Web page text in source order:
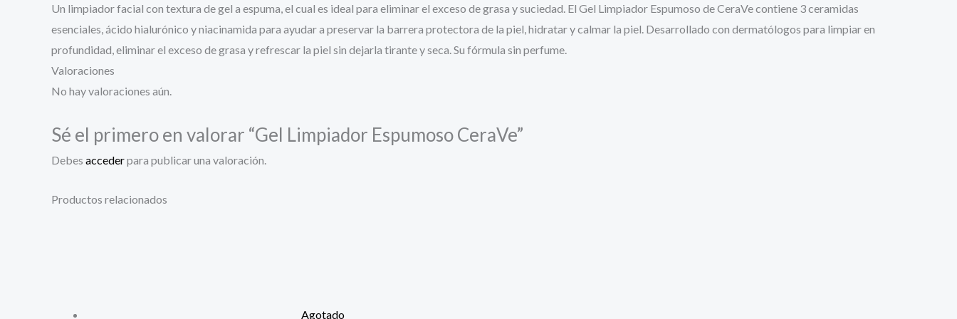
Un limpiador facial con textura de gel a espuma, el cual es ideal para eliminar el exceso de grasa y suciedad. El Gel Limpiador Espumoso de CeraVe contiene 3 ceramidas
esenciales, ácido hialurónico y niacinamida para ayudar a preservar la barrera protectora de la piel, hidratar y calmar la piel. Desarrollado con dermatólogos para limpiar en
profundidad, eliminar el exceso de grasa y refrescar la piel sin dejarla tirante y seca. Su fórmula sin perfume.
Valoraciones
No hay valoraciones aún.
Sé el primero en valorar “Gel Limpiador Espumoso CeraVe”
Debes accederpara publicar una valoración.
Productos relacionados
Agotado